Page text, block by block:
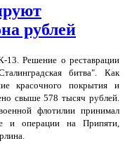
рублей
13. Решение о реставрации
битва". Как
красочного покрытия и
свыше 578 тысяч рублей.
флотилии принимал
и операции на Припяти,